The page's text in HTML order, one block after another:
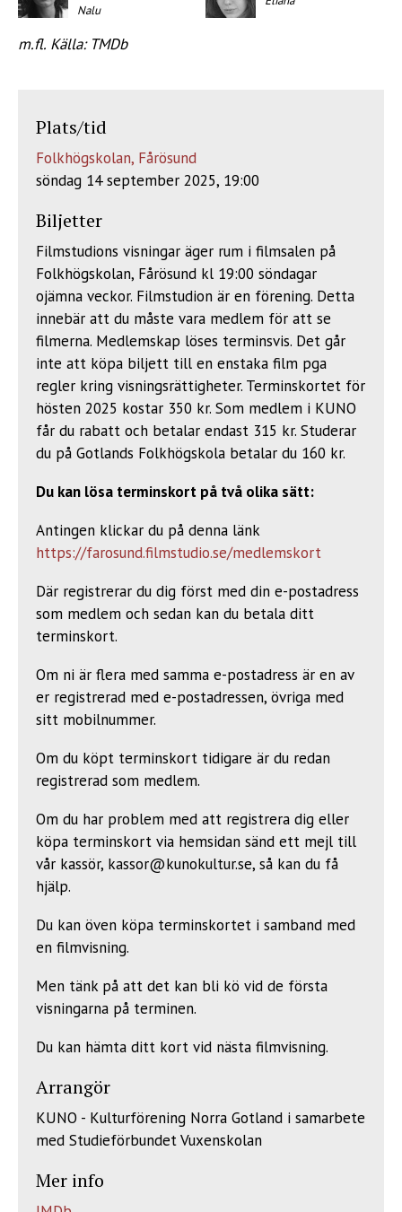
Nalu
m.fl. Källa: TMDb
Plats/tid
Folkhögskolan, Fårösund
söndag 14 september 2025, 19:00
Biljetter
Filmstudions visningar äger rum i filmsalen på
Folkhögskolan, Fårösund kl 19:00 söndagar
ojämna veckor. Filmstudion är en förening. Detta
innebär att du måste vara medlem för att se
filmerna. Medlemskap löses terminsvis. Det går
inte att köpa biljett till en enstaka film pga
regler kring visningsrättigheter. Terminskortet för
hösten 2025 kostar 350 kr. Som medlem i KUNO
får du rabatt och betalar endast 315 kr. Studerar
du på Gotlands Folkhögskola betalar du 160 kr.
Du kan lösa terminskort på två olika sätt:
Antingen klickar du på denna länk
https://farosund.filmstudio.se/medlemskort
Där registrerar du dig först med din e-postadress
som medlem och sedan kan du betala ditt
terminskort.
Om ni är flera med samma e-postadress är en av
er registrerad med e-postadressen, övriga med
sitt mobilnummer.
Om du köpt terminskort tidigare är du redan
registrerad som medlem.
Om du har problem med att registrera dig eller
köpa terminskort via hemsidan sänd ett mejl till
vår kassör, kassor@kunokultur.se, så kan du få
hjälp.
Du kan öven köpa terminskortet i samband med
en filmvisning.
Men tänk på att det kan bli kö vid de första
visningarna på terminen.
Du kan hämta ditt kort vid nästa filmvisning.
Arrangör
KUNO - Kulturförening Norra Gotland i samarbete
med Studieförbundet Vuxenskolan
Mer info